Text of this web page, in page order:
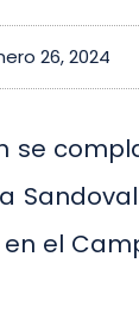
26, 2024
se
el